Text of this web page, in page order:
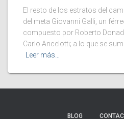
El resto de los estratos del
del meta Giovanni Galli, un
compuesto por Roberto
Carlo Ancelotti; a lo que se
Leer más…
BLOG